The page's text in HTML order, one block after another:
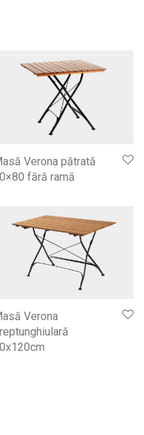
Verona pătrată
fără ramă
Verona